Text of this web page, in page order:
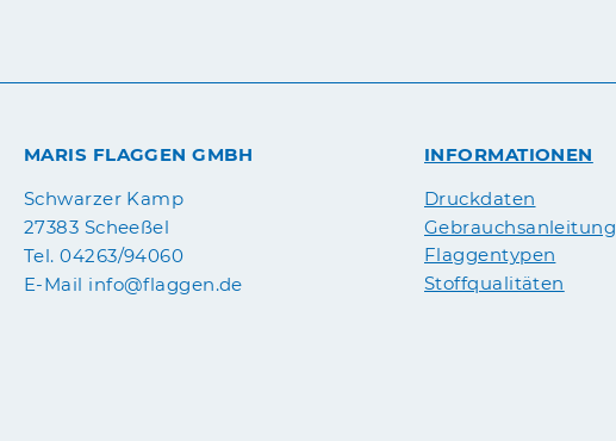
MARIS FLAGGEN GMBH
Schwarzer Kamp
27383 Scheeßel
Tel. 04263/94060
E-Mail info@flaggen.de
INFORMATIONEN
Druckdaten
Gebrauchsanleitung
Flaggentypen
Stoffqualitäten